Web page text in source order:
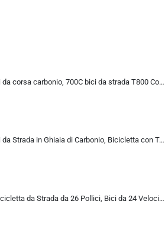
KABON Bici da corsa carbonio, 700C bici da strada T800 Completamente carbonio con Shimano 105 R7000 22 velocità 8.1 KG Leg…
KABON Bici da Strada in Ghiaia di Carbonio, Bicicletta con Telaio in Fibra di Carbonio T800 con Bicicletta da Corsa con Fr…
ALQPPM Bicicletta da Strada da 26 Pollici, Bici da 24 Velocità, Freno a Doppio Disco, Telaio in Acciaio ad Alto Tenore Di …